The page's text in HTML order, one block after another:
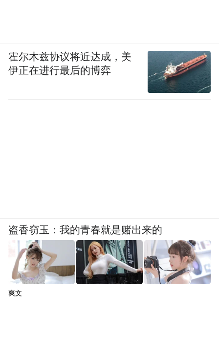
霍尔木兹协议将近达成，美
伊正在进行最后的博弈
盗香窃玉：我的青春就是赌出来的
爽文